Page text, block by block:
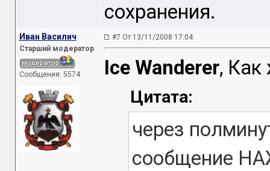
сохранения.
Иван Василич
Старший модератор
Сообщения: 5574
#7 От 13/11/2008 17:04
Ice Wanderer, Как
Цитата:
через
сообщение